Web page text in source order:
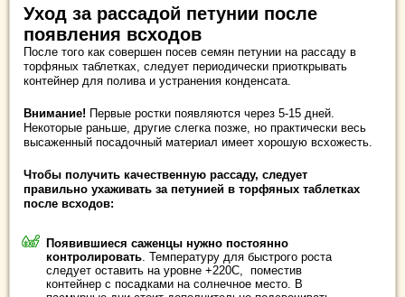
Уход за рассадой петунии после
появления всходов
После того как совершен посев семян петунии на рассаду в
торфяных таблетках, следует периодически приоткрывать
контейнер для полива и устранения конденсата.
Внимание! Первые ростки появляются через 5-15 дней.
Некоторые раньше, другие слегка позже, но практически весь
высаженный посадочный материал имеет хорошую всхожесть.
Чтобы получить качественную рассаду, следует
правильно ухаживать за петунией в торфяных таблетках
после всходов:
Появившиеся саженцы нужно постоянно
контролировать. Температуру для быстрого роста
следует оставить на уровне +220С, поместив
контейнер с посадками на солнечное место. В